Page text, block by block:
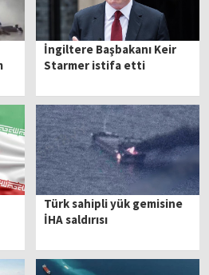
İngiltere Başbakanı Keir
Starmer istifa etti
Türk sahipli yük gemisine
İHA saldırısı